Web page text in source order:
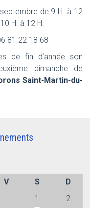
de 9 H. à 12
H. à 12 H.
81 22 18 68
de fin d’année son
dimanche de
Saint-Martin-du-
V S
D
1
2